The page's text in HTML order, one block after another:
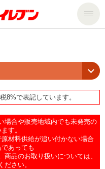
8%で表記しています。
場合や販売地域内でも未発売の
す。
材料供給が追い付かない場合
あっても
品のお取り扱いについては、
ださい。